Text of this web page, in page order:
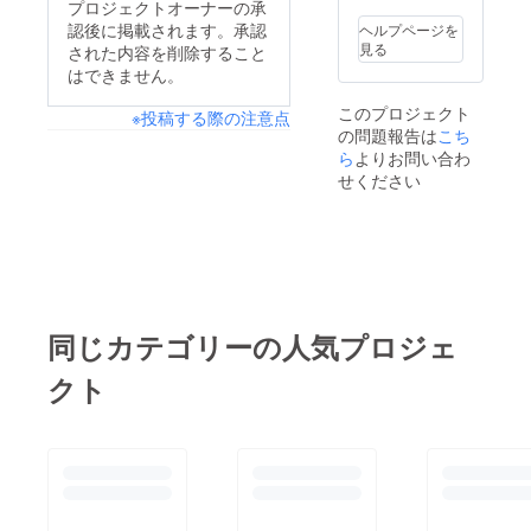
プロジェクトオーナーの承
認後に掲載されます。承認
された内容を削除すること
はできません。
※投稿する際の注意点
ヘルプページを
見る
このプロジェクト
の問題報告はこち
ら よりお問い合わ
せください
同じカテゴリーの人気プロジェ
クト